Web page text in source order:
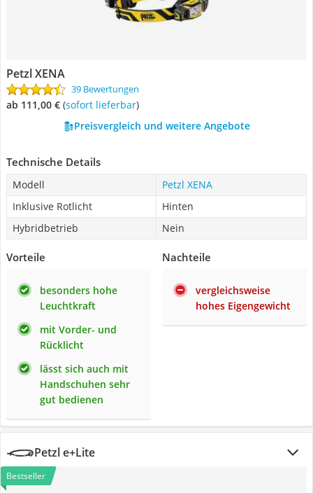
Petzl XENA
39 Bewertungen
ab 111,00 € ( Sofort lieferbar)
Preisvergleich und weitere Angebote
Technische Details
Modell
Petzl XENA
Inklusive Rotlicht
Hinten
Hybridbetrieb
Nein
Vorteile
besonders hohe
Leuchtkraft
mit Vorder- und
Rücklicht
lässt sich auch mit
Handschuhen sehr
gut bedienen
Nachteile
vergleichsweise
hohes Eigengewicht
Petzl e+Lite
Bestseller